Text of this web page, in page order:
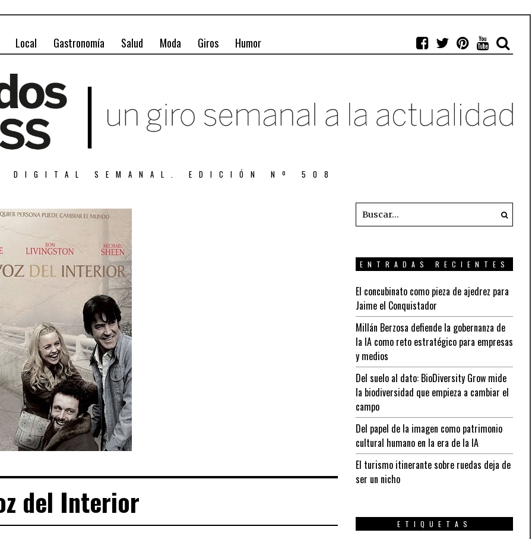
Local Gastronomía Salud Moda Giros Humor
DIGITAL SEMANAL. EDICIÓN Nº 508
del Interior
ENTRADAS RECIENTES
El concubinato como pieza de ajedrez para
Jaime el Conquistador
Millán Berzosa defiende la gobernanza de
la IA como reto estratégico para empresas
y medios
Del suelo al dato: BioDiversity Grow mide
la biodiversidad que empieza a cambiar el
campo
Del papel de la imagen como patrimonio
cultural humano en la era de la IA
El turismo itinerante sobre ruedas deja de
ser un nicho
ETIQUETAS